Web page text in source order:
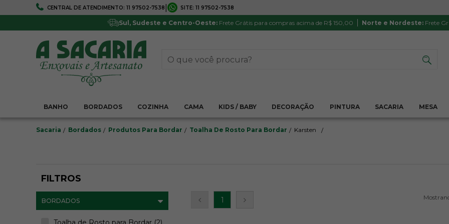
CENTRAL DE ATENDIMENTO: 11 97502-7538 SITE: 11 97502-7538
Sul, Sudeste e Centro-Oeste:Frete Grátis para compras acima de R$ 150,00 Norte e Nordeste:Frete
BANHO BORDADOS COZINHA CAMA KIDS / BABY DECORAÇÃO PINTURA SACARIA MESA
FRETE GRÁTIS 5% DE DESCONTO
Pagamentos via boleto ou PIX Parcela mínima R$ 20,00 Satisfação
Sacaria Bordados Produtos Para Bordar Toalha De Rosto Para Bordar Karsten
FILTROS
BORDADOS 1